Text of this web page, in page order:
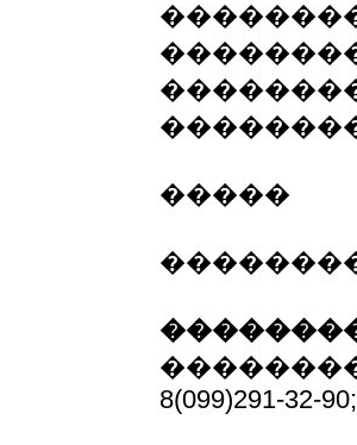
�����
8(099)291-32-